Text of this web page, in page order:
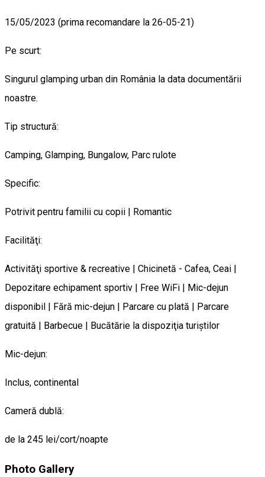
15/05/2023 (prima recomandare la 26-05-21)
Pe scurt:
Singurul glamping urban din România la data documentării
noastre.
Tip structură:
Camping, Glamping, Bungalow, Parc rulote
Specific:
Potrivit pentru familii cu copii | Romantic
Facilităţi:
Activităţi sportive & recreative | Chicinetă - Cafea, Ceai |
Depozitare echipament sportiv | Free WiFi | Mic-dejun
disponibil | Fără mic-dejun | Parcare cu plată | Parcare
gratuită | Barbecue | Bucătărie la dispoziţia turiştilor
Mic-dejun:
Inclus, continental
Cameră dublă:
de la 245 lei/cort/noapte
Photo Gallery